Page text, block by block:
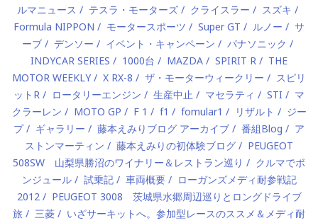
ルマニュース
テスラ・モーターズ クライスラー
スズキ
Formula NIPPON
モータースポーツ Super GT ルノー
サ
ーブ
デンソー イベント・キャンペーン
パナソニック
INDYCAR SERIES
1000台 MAZDA SPIRIT R
THE
MOTOR WEEKLY
X RX-8 ザ・モーターウィークリー
スピリ
ットR
ロータリーエンジン 生産中止 マセラティ STI
マ
クラーレン
MOTO GP F 1 f1 fomular1 リザルト
ジー
プ
ギャラリー 藤本えみりブログ アーカイブ 番組Blog
ア
ストンマーティン
藤本えみりの初体験ブログ
PEUGEOT
508SW 山梨県勝沼のワイナリー＆レストラン巡り
クルマでボ
ンジュール
試乗記 車両概要
ローガンズメディ耐参戦記
2012
PEUGEOT 3008 茨城県水郷周辺巡りとロングドライブ
旅
三菱
いざサーキットへ。参加型レースのススメ＆メディ耐